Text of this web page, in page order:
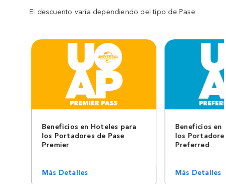
El descuento varía dependiendo del tipo de Pase.
Beneficios en Hoteles para
los Portadores de Pase
Premier
Más Detalles
Beneficios en
los
Preferred
Más Detalles